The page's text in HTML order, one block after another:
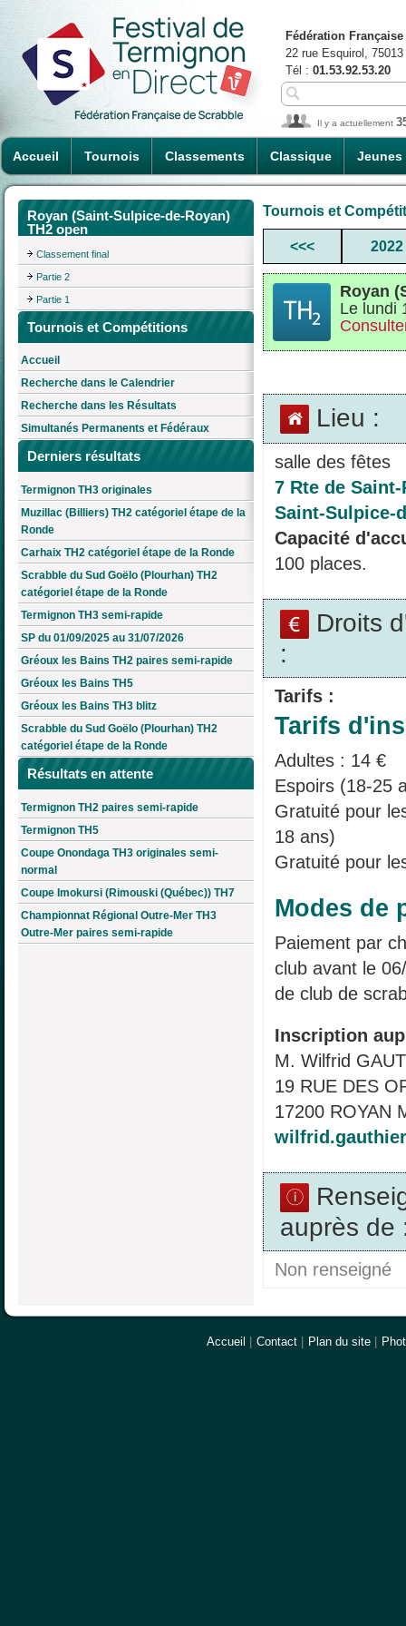
Accueil Tournois Classements Classique Jeunes
Fédération
22 rue Esquirol,
Tél : 01.53.92.53.20
Il y a actuellement
Royan (Saint-Sulpice-de-Royan)
TH2 open
Classement final
Partie 2
Partie 1
Tournois et Compétitions
Accueil
Recherche dans le Calendrier
Recherche dans les Résultats
Simultanés Permanents et Fédéraux
Derniers résultats
Termignon TH3 originales
Muzillac (Billiers) TH2 catégoriel étape de la
Ronde
Carhaix TH2 catégoriel étape de la Ronde
Scrabble du Sud Goëlo (Plourhan) TH2
catégoriel étape de la Ronde
Termignon TH3 semi-rapide
SP du 01/09/2025 au 31/07/2026
Gréoux les Bains TH2 paires semi-rapide
Gréoux les Bains TH5
Gréoux les Bains TH3 blitz
Scrabble du Sud Goëlo (Plourhan) TH2
catégoriel étape de la Ronde
Résultats en attente
Termignon TH2 paires semi-rapide
Termignon TH5
Coupe Onondaga TH3 originales semi-
normal
Coupe Imokursi (Rimouski (Québec)) TH7
Championnat Régional Outre-Mer TH3
Outre-Mer paires semi-rapide
Tournois et
<<< 2022
Royan
Le lundi
Lieu :
salle des fêtes
7 Rte de
Saint-Sulpice-
Capacité
100 places.
Droits
:
Tarifs :
Tarifs
Adultes : 14 €
Espoirs (18-25
Gratuité pour
18 ans)
Gratuité pour
Modes de
Paiement par
club avant le
de club de
Inscription
M. Wilfrid
19 RUE DES
17200 ROYAN
auprès de
Non renseigné
Accueil Contact Plan du site